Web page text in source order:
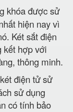
khóa được sử
hiện nay vì
Két sắt điện
kết hợp với
thông minh.
điện tử sử
sử dụng
có tính bảo